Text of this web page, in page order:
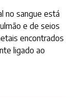
no sangue está
e de seios
encontrados
ligado ao